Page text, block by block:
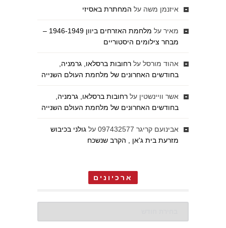
איזנמן משה על המחתרת באסיזי
מאיר על
מלחמת האזרחים ביוון 1946-1949 –
מבחר צילומים היסטוריים
אהוד מורסל על רחובות ברסלאו, גרמניה,
בחודשים האחרונים של מלחמת העולם השנייה
אשר וויינשטין על רחובות ברסלאו, גרמניה,
בחודשים האחרונים של מלחמת העולם השנייה
אבינועם קריגר 097432577 על גולני בכיבוש
מזרעת בית ג'אן , הקרב שנשכח
ארכיונים